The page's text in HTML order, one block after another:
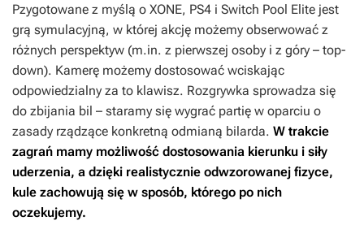
Pzygotowane z myślą o XONE, PS4 i Switch Pool Elite jest
grą symulacyjną, w której akcję możemy obserwować z
różnych perspektyw (m.in. z pierwszej osoby i z góry – top-
down). Kamerę możemy dostosować wciskając
odpowiedzialny za to klawisz. Rozgrywka sprowadza się
do zbijania bil – staramy się wygrać partię w oparciu o
zasady rządzące konkretną odmianą bilarda. W trakcie
zagrań mamy możliwość dostosowania kierunku i siły
uderzenia, a dzięki realistycznie odwzorowanej fizyce,
kule zachowują się w sposób, którego po nich
oczekujemy.